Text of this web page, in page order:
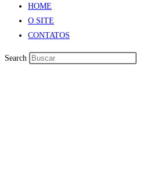
HOME
O SITE
CONTATOS
Search